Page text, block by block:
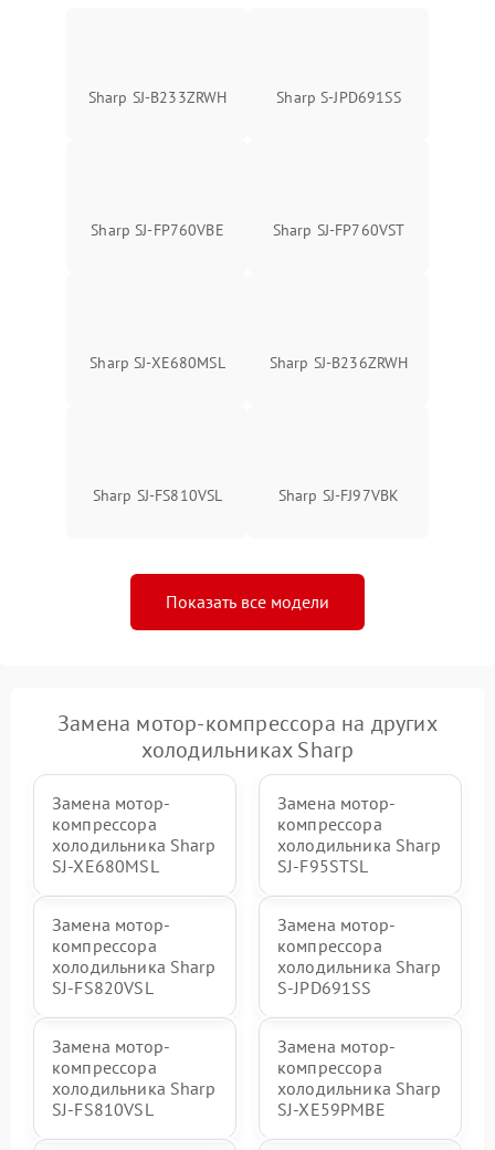
Sharp SJ-B233ZRWH Sharp S-JPD691SS
Sharp SJ-FP760VBE Sharp SJ-FP760VST
Sharp SJ-XE680MSL Sharp SJ-B236ZRWH
Sharp SJ-FS810VSL Sharp SJ-FJ97VBK
Показать все модели
Замена мотор-компрессора на других
холодильниках Sharp
Замена мотор-
компрессора
холодильника Sharp
SJ-XE680MSL
Замена мотор-
компрессора
холодильника Sharp
SJ-F95STSL
Замена мотор-
компрессора
холодильника Sharp
SJ-FS820VSL
Замена мотор-
компрессора
холодильника Sharp
S-JPD691SS
Замена мотор-
компрессора
холодильника Sharp
SJ-FS810VSL
Замена мотор-
компрессора
холодильника Sharp
SJ-XE59PMBE